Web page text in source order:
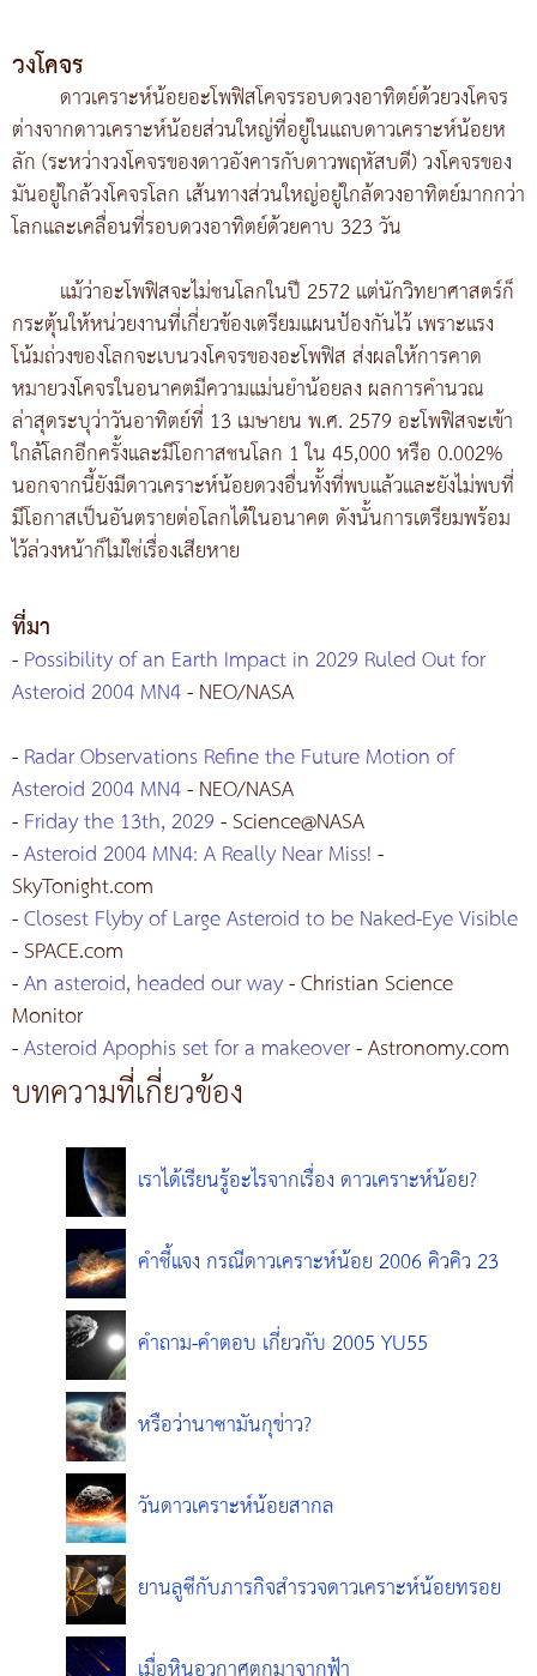
วงโคจร
ดาวเคราะห์น้อยอะโพฟิสโคจรรอบดวงอาทิตย์ด้วยวงโคจร
ต่างจากดาวเคราะห์น้อยส่วนใหญ่ที่อยู่ในแถบดาวเคราะห์น้อยห
ลัก (ระหว่างวงโคจรของดาวอังคารกับดาวพฤหัสบดี) วงโคจรของ
มันอยู่ใกล้วงโคจรโลก เส้นทางส่วนใหญ่อยู่ใกล้ดวงอาทิตย์มากกว่า
โลกและเคลื่อนที่รอบดวงอาทิตย์ด้วยคาบ 323 วัน
แม้ว่าอะโพฟิสจะไม่ชนโลกในปี 2572 แต่นักวิทยาศาสตร์ก็
กระตุ้นให้หน่วยงานที่เกี่ยวข้องเตรียมแผนป้องกันไว้ เพราะแรง
โน้มถ่วงของโลกจะเบนวงโคจรของอะโพฟิส ส่งผลให้การคาด
หมายวงโคจรในอนาคตมีความแม่นยำน้อยลง ผลการคำนวณ
ล่าสุดระบุว่าวันอาทิตย์ที่ 13 เมษายน พ.ศ. 2579 อะโพฟิสจะเข้า
ใกล้โลกอีกครั้งและมีโอกาสชนโลก 1 ใน 45,000 หรือ 0.002%
นอกจากนี้ยังมีดาวเคราะห์น้อยดวงอื่นทั้งที่พบแล้วและยังไม่พบที่
มีโอกาสเป็นอันตรายต่อโลกได้ในอนาคต ดังนั้นการเตรียมพร้อม
ไว้ล่วงหน้าก็ไม่ใช่เรื่องเสียหาย
ที่มา
-Possibility of an Earth Impact in 2029 Ruled Out for
Asteroid 2004 MN4- NEO/NASA
-Radar Observations Refine the Future Motion of
Asteroid 2004 MN4- NEO/NASA
-Friday the 13th, 2029- Science@NASA
-Asteroid 2004 MN4: A Really Near Miss!-
SkyTonight.com
-Closest Flyby of Large Asteroid to be Naked-Eye Visible
- SPACE.com
-An asteroid, headed our way- Christian Science
Monitor
-Asteroid Apophis set for a makeover- Astronomy.com
บทความที่เกี่ยวข้อง
เราได้เรียนรู้อะไรจากเรื่อง ดาวเคราะห์น้อย?
คำชี้แจง กรณีดาวเคราะห์น้อย 2006 คิวคิว 23
คำถาม-คำตอบ เกี่ยวกับ 2005 YU55
หรือว่านาซามันกุข่าว?
วันดาวเคราะห์น้อยสากล
ยานลูซีกับภารกิจสำรวจดาวเคราะห์น้อยทรอย